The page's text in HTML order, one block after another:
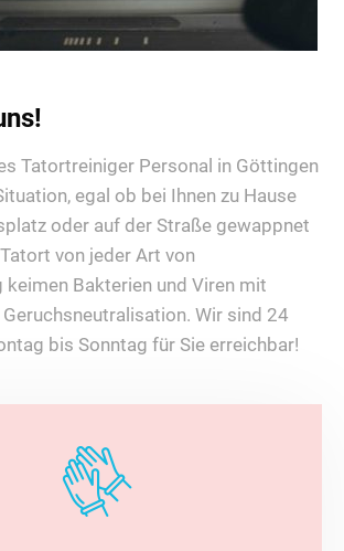
Tatortreiniger Personal in Göttingen
egal ob bei Ihnen zu Hause
oder auf der Straße gewappnet
von jeder Art von
keimen Bakterien und Viren mit
Wir sind 24
bis Sonntag für Sie erreichbar!